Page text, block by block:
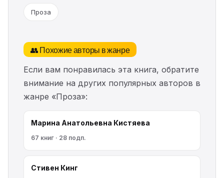
Проза
👥 Похожие авторы в жанре
Если вам понравилась эта книга, обратите
внимание на других популярных авторов в
жанре «Проза»:
Марина Анатольевна Кистяева
67 книг · 28 подп.
Стивен Кинг